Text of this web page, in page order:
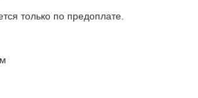
только по предоплате.